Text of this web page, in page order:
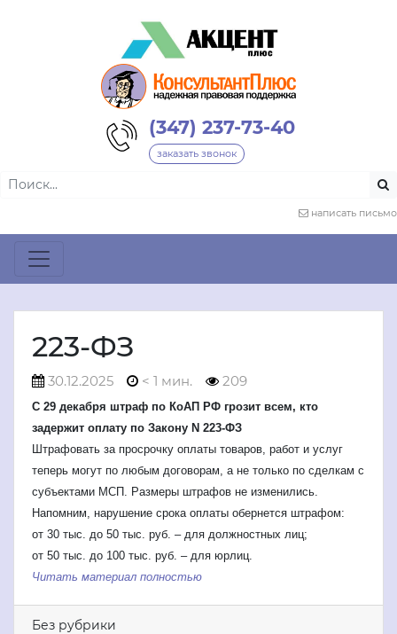
(347) 237-73-40
заказать звонок
написать письмо
223-ФЗ
30.12.2025 < 1 мин. 209
С 29 декабря штраф по КоАП РФ грозит всем, кто
задержит оплату по Закону N 223-ФЗ
Штрафовать за просрочку оплаты товаров, работ и услуг
теперь могут по любым договорам, а не только по сделкам с
субъектами МСП. Размеры штрафов не изменились.
Напомним, нарушение срока оплаты обернется штрафом:
от 30 тыс. до 50 тыс. руб. – для должностных лиц;
от 50 тыс. до 100 тыс. руб. – для юрлиц.
Читать материал полностью
Без рубрики